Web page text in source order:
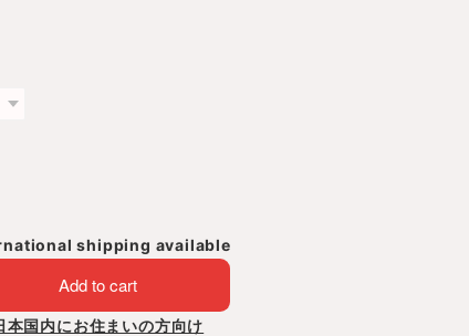
shipping available
Add to cart
本国内にお住まいの方向け